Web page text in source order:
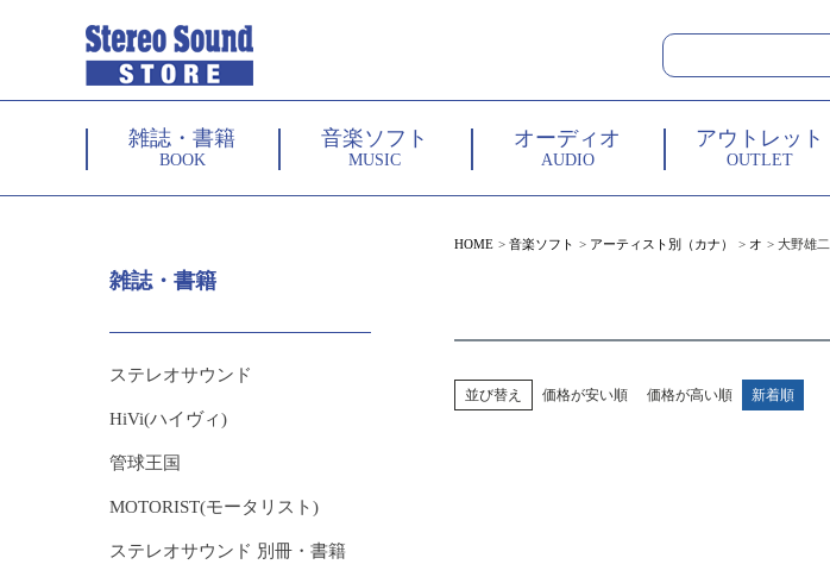
雑誌・書籍
BOOK
音楽ソフト
MUSIC
オーディオ
AUDIO
アウトレット
OUTLET
雑誌・書籍
ステレオサウンド
HiVi(ハイヴィ)
管球王国
MOTORIST(モータリスト)
ステレオサウンド 別冊・書籍
HOME 音楽ソフト アーティスト別（カナ） オ 大野雄二
並び替え 価格が安い順 価格が高い順 新着順